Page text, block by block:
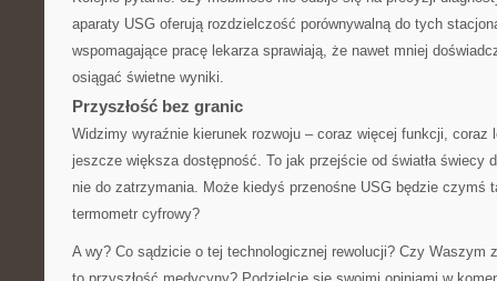
aparaty USG oferują rozdzielczość porównywalną do tych
wspomagające pracę lekarza sprawiają, że nawet mniej
osiągać świetne wyniki.
Przyszłość bez granic
Widzimy wyraźnie kierunek rozwoju – coraz więcej funkcji, coraz
jeszcze większa dostępność. To jak przejście od światła świecy
nie do zatrzymania. Może kiedyś przenośne USG będzie czymś
termometr cyfrowy?
A wy? Co sądzicie o tej technologicznej rewolucji? Czy Waszym